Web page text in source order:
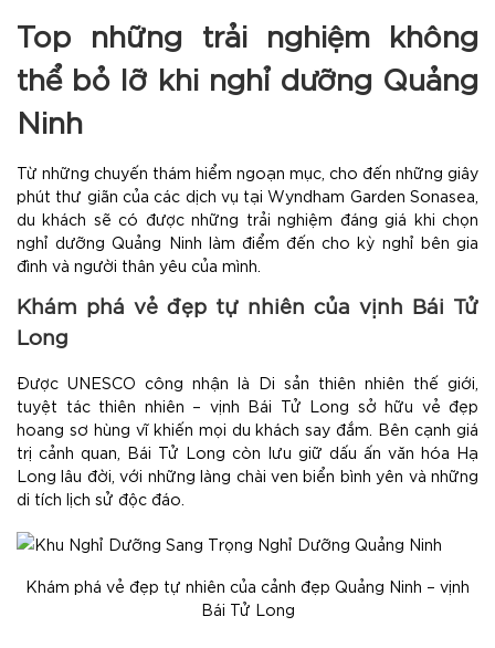
Top những trải nghiệm không
thể bỏ lỡ khi nghỉ dưỡng Quảng
Ninh
Từ những chuyến thám hiểm ngoạn mục, cho đến những giây
phút thư giãn của các dịch vụ tại Wyndham Garden Sonasea,
du khách sẽ có được những trải nghiệm đáng giá khi chọn
nghỉ dưỡng Quảng Ninh làm điểm đến cho kỳ nghỉ bên gia
đình và người thân yêu của mình.
Khám phá vẻ đẹp tự nhiên của vịnh Bái Tử
Long
Được UNESCO công nhận là Di sản thiên nhiên thế giới,
tuyệt tác thiên nhiên – vịnh Bái Tử Long sở hữu vẻ đẹp
hoang sơ hùng vĩ khiến mọi du khách say đắm. Bên cạnh giá
trị cảnh quan, Bái Tử Long còn lưu giữ dấu ấn văn hóa Hạ
Long lâu đời, với những làng chài ven biển bình yên và những
di tích lịch sử độc đáo.
Khám phá vẻ đẹp tự nhiên của cảnh đẹp Quảng Ninh – vịnh
Bái Tử Long